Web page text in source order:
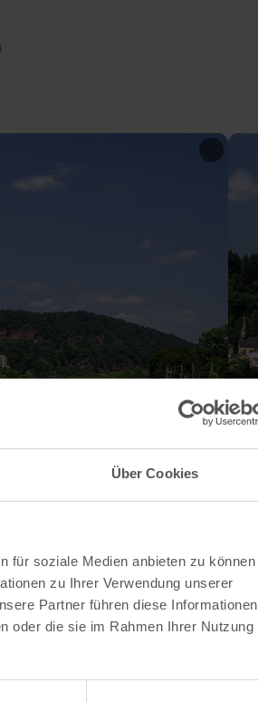
Über Cookies
für soziale Medien anbieten zu können
zu Ihrer Verwendung unserer
Partner führen diese Informationen
oder die sie im Rahmen Ihrer Nutzung